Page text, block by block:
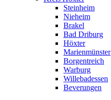
Steinheim
Nieheim
Brakel
Bad Driburg
Höxter
Marienmünster
Borgentreich
Warburg
Willebadessen
Beverungen